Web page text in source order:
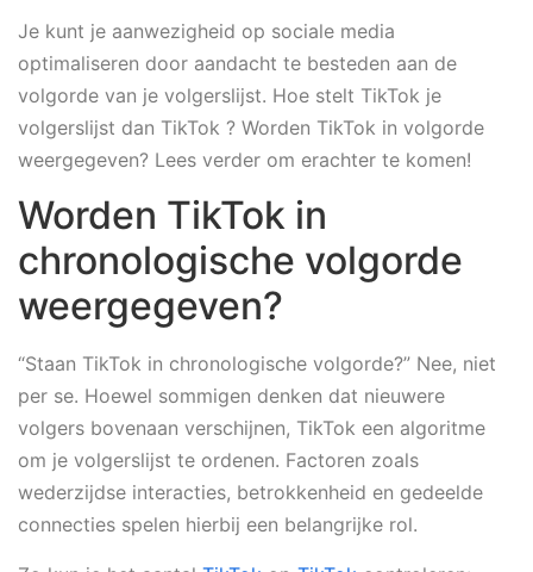
Je kunt je aanwezigheid op sociale media
optimaliseren door aandacht te besteden aan de
volgorde van je volgerslijst. Hoe stelt TikTok je
volgerslijst dan TikTok ? Worden TikTok in volgorde
weergegeven? Lees verder om erachter te komen!
Worden TikTok in
chronologische volgorde
weergegeven?
“Staan TikTok in chronologische volgorde?” Nee, niet
per se. Hoewel sommigen denken dat nieuwere
volgers bovenaan verschijnen, TikTok een algoritme
om je volgerslijst te ordenen. Factoren zoals
wederzijdse interacties, betrokkenheid en gedeelde
connecties spelen hierbij een belangrijke rol.